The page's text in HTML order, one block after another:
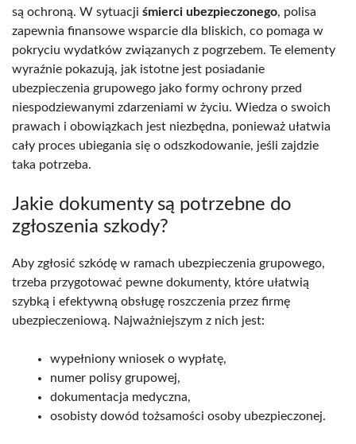
są ochroną. W sytuacji śmierci ubezpieczonego, polisa
zapewnia finansowe wsparcie dla bliskich, co pomaga w
pokryciu wydatków związanych z pogrzebem. Te elementy
wyraźnie pokazują, jak istotne jest posiadanie
ubezpieczenia grupowego jako formy ochrony przed
niespodziewanymi zdarzeniami w życiu. Wiedza o swoich
prawach i obowiązkach jest niezbędna, ponieważ ułatwia
cały proces ubiegania się o odszkodowanie, jeśli zajdzie
taka potrzeba.
Jakie dokumenty są potrzebne do
zgłoszenia szkody?
Aby zgłosić szkódę w ramach ubezpieczenia grupowego,
trzeba przygotować pewne dokumenty, które ułatwią
szybką i efektywną obsługę roszczenia przez firmę
ubezpieczeniową. Najważniejszym z nich jest:
wypełniony wniosek o wypłatę,
numer polisy grupowej,
dokumentacja medyczna,
osobisty dowód tożsamości osoby ubezpieczonej.